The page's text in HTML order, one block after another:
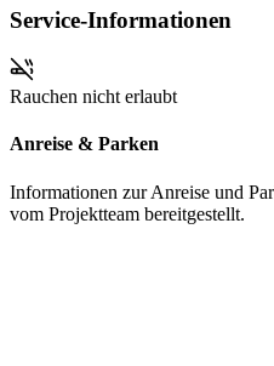
Service-Informationen
Rauchen nicht erlaubt
Anreise & Parken
Informationen zur Anreise und
vom Projektteam bereitgestellt.